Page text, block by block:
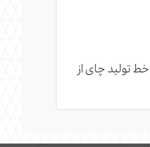
تولید چای از